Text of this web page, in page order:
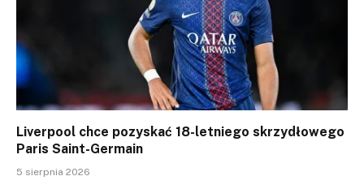
Liverpool chce pozyskać 18-letniego skrzydłowego
Paris Saint-Germain
5 sierpnia 2026